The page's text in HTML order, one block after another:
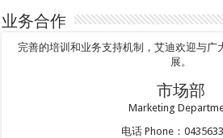
业务合作
完善的培训和业务支持机制，艾迪欢迎与广
展。
市场部
Marketing
电话 Phone：